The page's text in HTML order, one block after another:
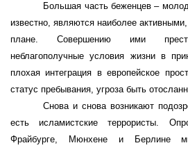
Большая часть беженцев –
известно, являются наиболее
плане. Совершению ими
неблагополучные условия жизни в
плохая интеграция в европейское
статус пребывания, угроза быть
Снова и снова возникают
есть исламистские террористы.
Фрайбурге, Мюнхене и Берлине